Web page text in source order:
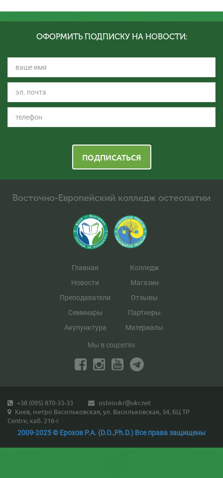
ОФОРМИТЬ ПОДПИСКУ НА НОВОСТИ:
ПОДПИСАТЬСЯ
Восточно-Европейский колледж остеопатии
Главная
Новости
Преподаватели
Семинары
Акупунктура
Колледж
Магазин
Отзывы
Партнеры
Материалы
Мы в соцсетях
+38 (095) 870-33-33
osteoukr@ukr.net
Киев, метро Васильковская, ул. Васильковская, 34, БЦ TP
Centre, каб. 216-г
2009-2025 © Ерохов Р.А. (D.O.,Ph.D.) Все права защищены